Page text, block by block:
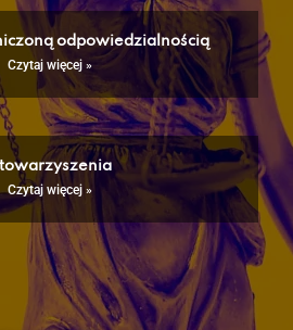
odpowiedzialnością
Czytaj więcej »
Czytaj więcej »